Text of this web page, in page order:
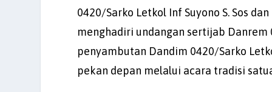
0420/Sarko Letkol Inf Suyono S. Sos
menghadiri undangan sertijab
penyambutan Dandim 0420/Sarko
pekan depan melalui acara tradisi